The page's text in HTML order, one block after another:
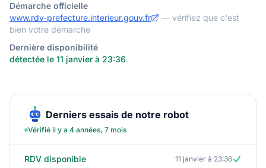
Démarche officielle
www.rdv-prefecture.interieur.gouv.fr
— vérifiez que c'est
bien votre démarche
Dernière disponibilité
détectée le 11 janvier à 23:36
Derniers essais de notre robot
Vérifié il y a 4 années, 7 mois
RDV disponible 11 janvier à 23:36